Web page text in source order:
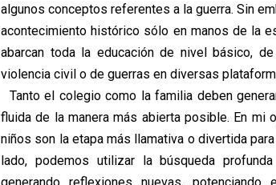
algunos conceptos referentes a la guerra. Sin
acontecimiento histórico sólo en manos de la
abarcan toda la educación de nivel básico,
violencia civil o de guerras en diversas
Tanto el colegio como la familia deben
fluida de la manera más abierta posible. En
niños son la etapa más llamativa o divertida
lado, podemos utilizar la búsqueda